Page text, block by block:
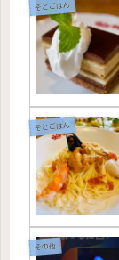
そとごはん
そとごはん
その他